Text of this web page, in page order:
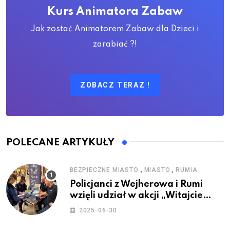
Kurs Animatora Zabaw
Jak zostać Animatorem Zabaw dla Dzieci i
zarabiać ?!
ZOBACZ TERAZ !
POLECANE ARTYKUŁY
BEZPIECZNE MIASTO , MIASTO ,RUMIA
Policjanci z Wejherowa i Rumi
wzięli udział w akcji „Witajcie
Wakacje”
2025-06-30